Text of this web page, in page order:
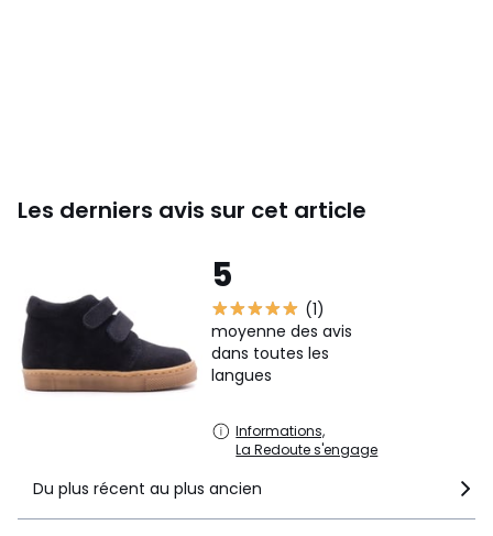
Les derniers avis sur cet article
5
(1)
moyenne des avis
dans toutes les
langues
Informations,
La Redoute s'engage
Du plus récent au plus ancien